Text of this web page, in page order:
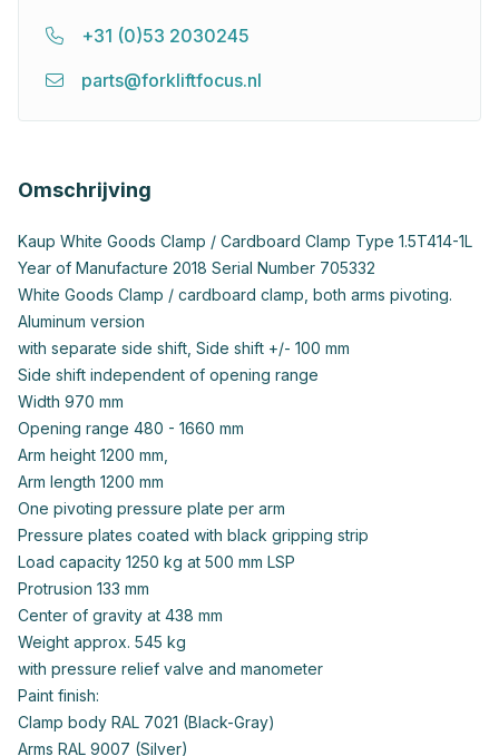
+31 (0)53 2030245
parts@forkliftfocus.nl
Omschrijving
Kaup White Goods Clamp / Cardboard Clamp Type 1.5T414-1L
Year of Manufacture 2018 Serial Number 705332
White Goods Clamp / cardboard clamp, both arms pivoting.
Aluminum version
with separate side shift, Side shift +/- 100 mm
Side shift independent of opening range
Width 970 mm
Opening range 480 - 1660 mm
Arm height 1200 mm,
Arm length 1200 mm
One pivoting pressure plate per arm
Pressure plates coated with black gripping strip
Load capacity 1250 kg at 500 mm LSP
Protrusion 133 mm
Center of gravity at 438 mm
Weight approx. 545 kg
with pressure relief valve and manometer
Paint finish:
Clamp body RAL 7021 (Black-Gray)
Arms RAL 9007 (Silver)